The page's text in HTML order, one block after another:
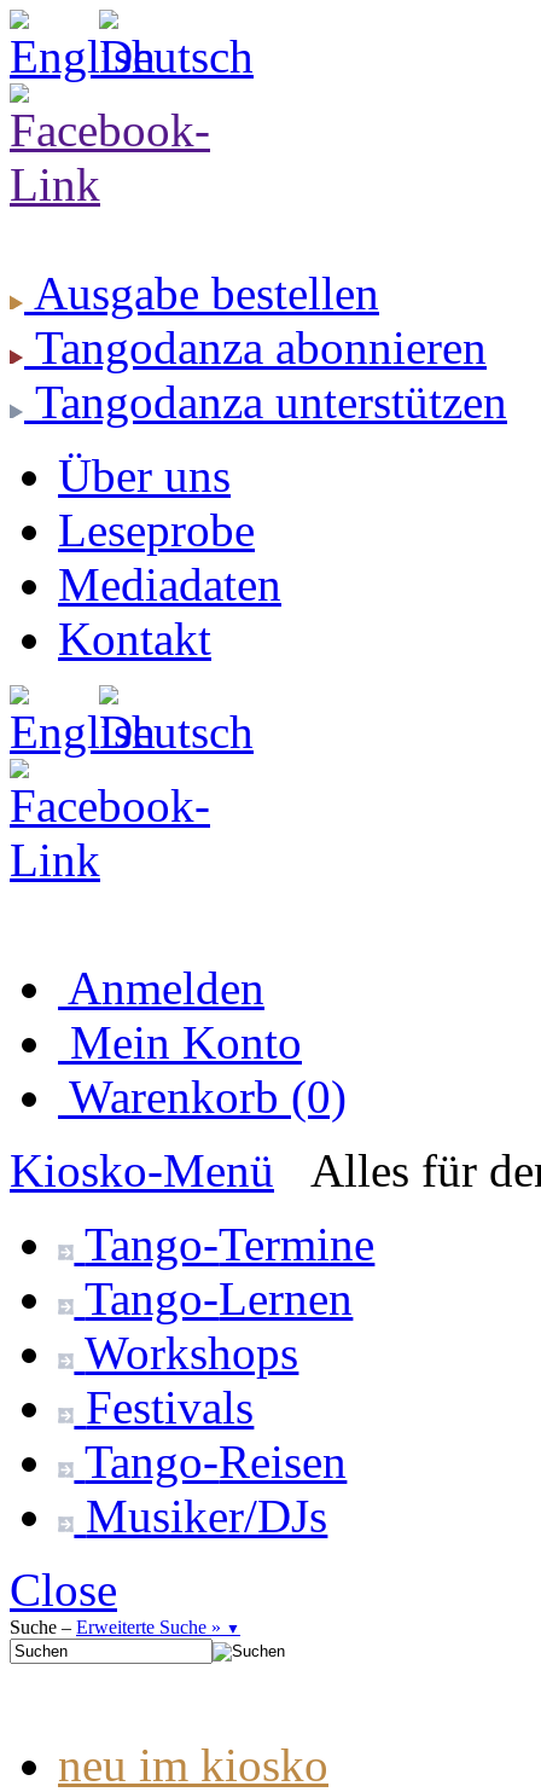
Ausgabe bestellen
Tangodanza abonnieren
Tangodanza unterstützen
Über uns
Leseprobe
Mediadaten
Kontakt
Anmelden
Mein Konto
Warenkorb (0)
Kiosko-Menü
Alles für
Tango-Termine
Tango-Lernen
Workshops
Festivals
Tango-Reisen
Musiker/DJs
Close
Suche – Erweiterte Suche » ▼
neu im kiosko